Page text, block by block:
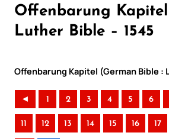
Offenbarung Kapitel
Luther Bible – 1545
Offenbarung Kapitel (German Bible :
◄ 1 2 3 4 5 6
11 12 13 14 15 16 17